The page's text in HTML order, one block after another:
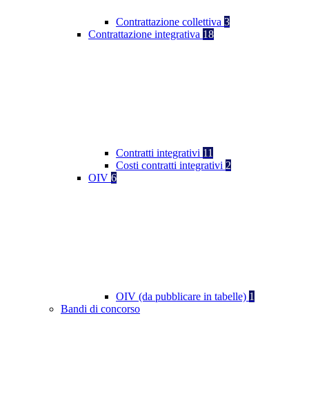
Contrattazione collettiva 3
Contrattazione integrativa 18
Contratti integrativi 11
Costi contratti integrativi 2
OIV 6
OIV (da pubblicare in tabelle) 1
Bandi di concorso